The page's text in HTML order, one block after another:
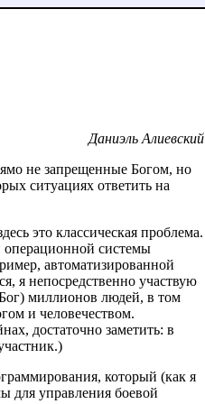
Даниэль Алиевский
не запрещенные Богом, но
ситуациях ответить на
это классическая проблема.
операционной системы
автоматизированной
я непосредственно участвую
миллионов людей, в том
и человечеством.
достаточно заметить: в
который (как я
для управления боевой